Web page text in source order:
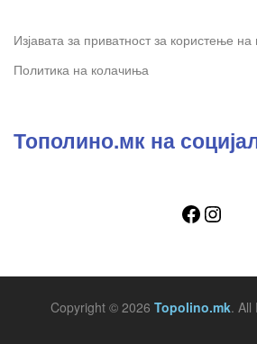
Изјавата за приватност за користење на
Политика на колачиња
Тополино.мк на
Copyright © 2026 Topolino.mk. All